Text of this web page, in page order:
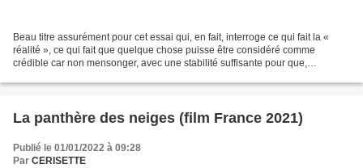
Beau titre assurément pour cet essai qui, en fait, interroge ce qui fait la «
réalité », ce qui fait que quelque chose puisse être considéré comme
crédible car non mensonger, avec une stabilité suffisante pour que,
La panthère des neiges (film France 2021)
Publié le 01/01/2022 à 09:28
Par CERISETTE